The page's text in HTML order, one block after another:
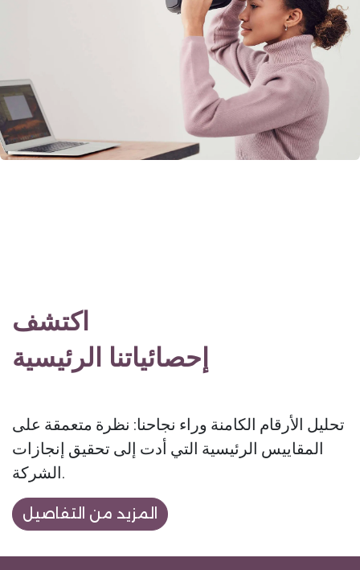
اكتشف
إحصائياتنا الرئيسية
تحليل الأرقام الكامنة وراء نجاحنا: نظرة متعمقة على
المقاييس الرئيسية التي أدت إلى تحقيق إنجازات
الشركة.
المزيد من التفاصيل